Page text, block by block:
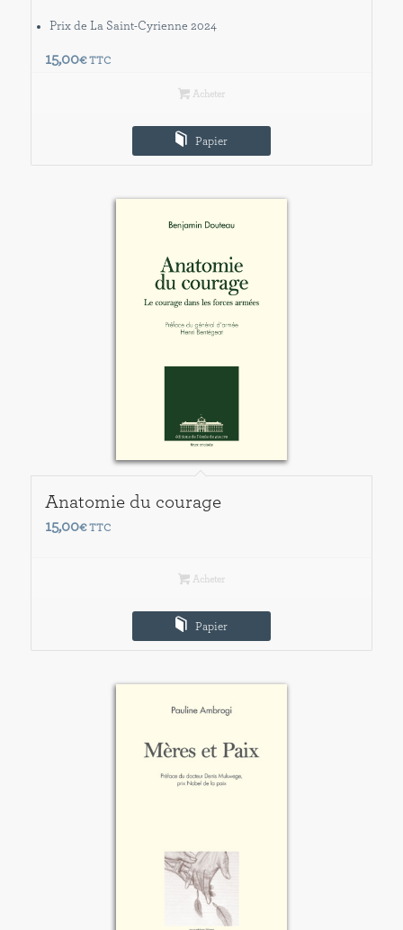
Prix de La Saint-Cyrienne 2024
15,00€ TTC
Acheter
Papier
Anatomie du courage
15,00€ TTC
Acheter
Papier